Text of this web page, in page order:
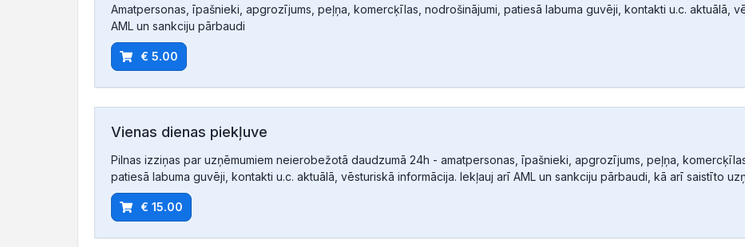
Amatpersonas, īpašnieki, apgrozījums, peļņa, komercķīlas, nodrošinājumi, patiesā labuma guvēji, kontakti u.c. aktuālā,
AML un sankciju pārbaudi
€ 5.00
Vienas dienas piekļuve
Pilnas izziņas par uzņēmumiem neierobežotā daudzumā 24h - amatpersonas, īpašnieki, apgrozījums, peļņa,
patiesā labuma guvēji, kontakti u.c. aktuālā, vēsturiskā informācija. Iekļauj arī AML un sankciju pārbaudi, kā arī saistīto
€ 15.00